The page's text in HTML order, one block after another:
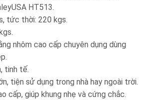
HT513.
tức thời: 220 kgs.
nhôm cao cấp chuyên dụng dùng
tinh tế.
tiện sử dụng trong nhà hay ngoài trời.
cấp, giúp khung nhẹ và cứng chắc.